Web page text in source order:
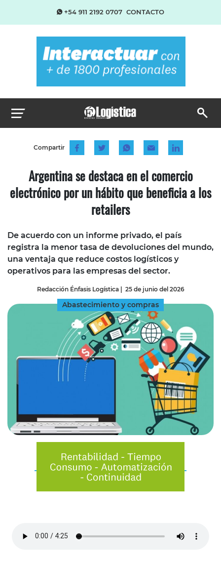
+54 911 2192 0707 CONTACTO
Compartir
Argentina se destaca en el comercio
electrónico por un hábito que beneficia a los
retailers
De acuerdo con un informe privado, el país
registra la menor tasa de devoluciones del mundo,
una ventaja que reduce costos logísticos y
operativos para las empresas del sector.
Redacción Énfasis Logística| 25 de junio del 2026
Abastecimiento y compras